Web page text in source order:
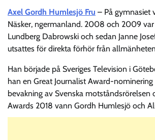
Axel Gordh Humlesjö Fru – På gymnasiet
Näsker, ngermanland. 2008 och 2009
Lundberg Dabrowski och sedan Janne
utsattes för direkta förhör från
Han började på Sveriges Television i
han en Great Journalist Award-
bevakning av Svenska motståndsrörelsen
Awards 2018 vann Gordh Humlesjö och